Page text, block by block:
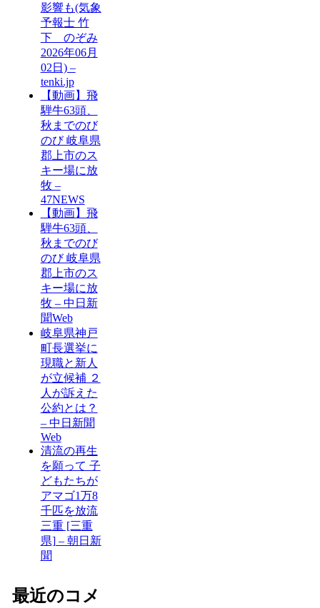
影響も(気象
予報士 竹
下 のぞみ
2026年06月
02日) –
tenki.jp
【動画】飛
騨牛63頭、
秋までのび
のび 岐阜県
郡上市のス
キー場に放
牧 –
47NEWS
【動画】飛
騨牛63頭、
秋までのび
のび 岐阜県
郡上市のス
キー場に放
牧 – 中日新
聞Web
岐阜県神戸
町長選挙に
現職と新人
が立候補 ２
人が訴えた
公約とは？
– 中日新聞
Web
清流の再生
を願って 子
どもたちが
アマゴ1万8
千匹を放流
三重 [三重
県] – 朝日新
聞
最近のコメ